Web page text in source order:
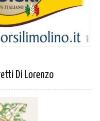
Di Lorenzo